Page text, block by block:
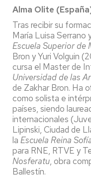
Alma Olite
Tras recibir su
María Luisa Serrano
Escuela Superior de
Bron y Yuri Volguin
cursa el Master de
Universidad de las
de Zakhar Bron. Ha
como solista e
países, siendo
internacionales
Lipinski, Ciudad de
la Escuela Reina
para RNE, RTVE y
Nosferatu, obra
Ballestín.